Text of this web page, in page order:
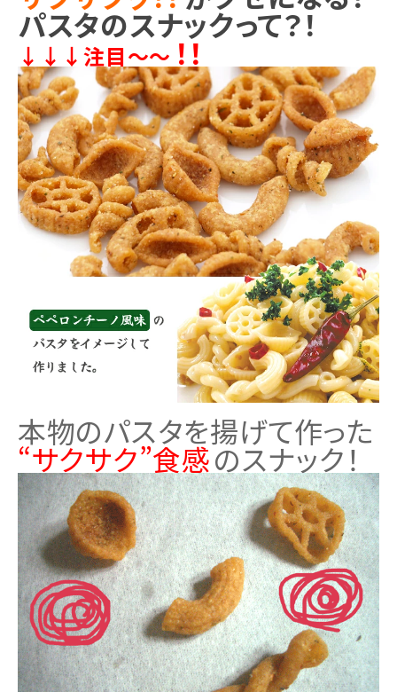
直営店
パスタのスナックって？！
↓↓↓注目～～ ！！
本物のパスタを揚げて作った
“サクサク”食感のスナック！